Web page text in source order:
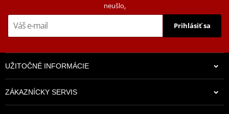
59,80 €
Na sklade Na sklade
neušlo.
Prihlásiť sa
UŽITOČNÉ INFORMÁCIE
ZÁKAZNÍCKY SERVIS